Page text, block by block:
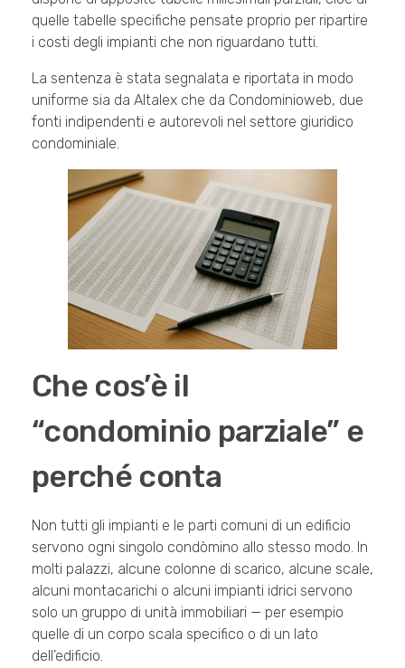
quelle tabelle specifiche pensate proprio per ripartire
i costi degli impianti che non riguardano tutti.
La sentenza è stata segnalata e riportata in modo
uniforme sia da Altalex che da Condominioweb, due
fonti indipendenti e autorevoli nel settore giuridico
condominiale.
Che cos’è il
“condominio parziale” e
perché conta
Non tutti gli impianti e le parti comuni di un edificio
servono ogni singolo condòmino allo stesso modo. In
molti palazzi, alcune colonne di scarico, alcune scale,
alcuni montacarichi o alcuni impianti idrici servono
solo un gruppo di unità immobiliari — per esempio
quelle di un corpo scala specifico o di un lato
dell’edificio.